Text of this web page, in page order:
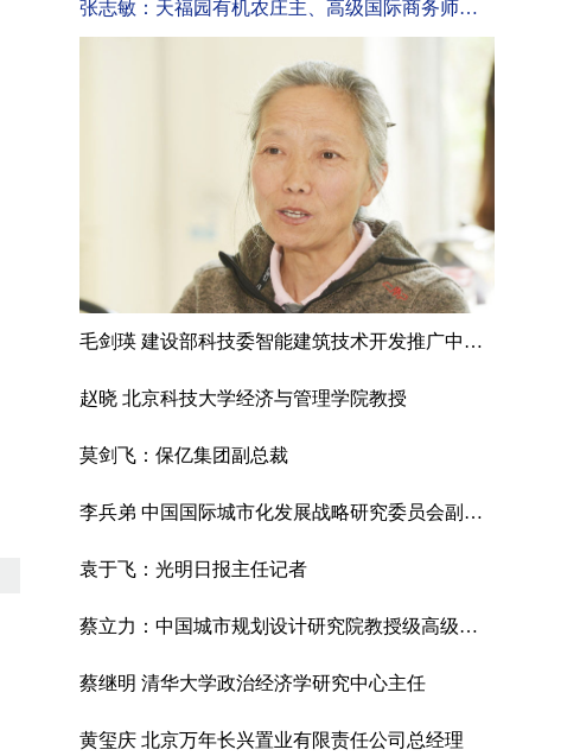
张志敏：天福园有机农庄主、高级国际商务师、中国国际城市化发展战略研究委员会委员
毛剑瑛 建设部科技委智能建筑技术开发推广中心副主任
赵晓 北京科技大学经济与管理学院教授
莫剑飞：保亿集团副总裁
李兵弟 中国国际城市化发展战略研究委员会副主任、住房和城乡建设部村镇建设司原司长、中国城市科学研究会副理事长
袁于飞：光明日报主任记者
蔡立力：中国城市规划设计研究院教授级高级城市规划师，中国国际城市化委员会乡村建设专委会常务副主任，住建部村镇建设司乡村规划研究中心顾问。
蔡继明 清华大学政治经济学研究中心主任
黄玺庆 北京万年长兴置业有限责任公司总经理